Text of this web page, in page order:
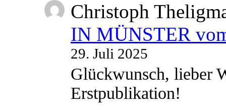
Christoph
IN MÜNSTER
29. Juli 2025
Glückwunsch, lieber
Erstpublikation!